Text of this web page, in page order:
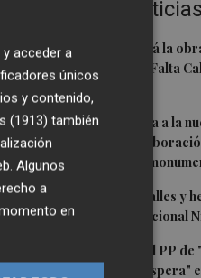
Últimas Noticias
1Castelló acogerá la
la compañía Te Falta
el eclipse
2Castelló traslada a la
Gaiates su
promoción del
3
Talleres, pasacalles y
celebra su tradicional
El PSPV acusa al PP
31 % la lista de
acceder a
únicos
y contenido,
(1913) también
Algunos
a
en